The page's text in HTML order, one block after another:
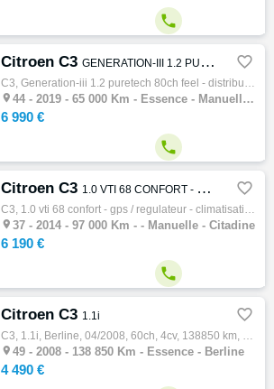

Citroen C3 GENERATION-III 1.2 PURETECH 80ch FEEL - DISTRIBUTION CHANGEE - ENTRETIEN OK - CARPLAY 
C3, Generation-iii 1.2 puretech 80ch feel - distribution changÉe - entretien ok - carplay, Citadine, 05/2019, 82ch, 4cv, 65000 km, 5 portes…
 44 - 2019 - 65 000 Km - Essence - Manuelle - Citadine
6 990 €

Citroen C3 1.0 VTI 68 CONFORT - GPS / REGULATEUR - CLIMATISATION 
C3, 1.0 vti 68 confort - gps / regulateur - climatisation, Citadine, 04/2014, 68ch, 4cv, 97000 km, 5 places, Clim. manuelle, Boite de vites…
 37 - 2014 - 97 000 Km - - Manuelle - Citadine
6 190 €

Citroen C3 1.1i 
C3, 1.1i, Berline, 04/2008, 60ch, 4cv, 138850 km, 5 portes, 5 places, Essence, Couleur gris, Garantie 3 mois, 4490 €
 49 - 2008 - 138 850 Km - Essence - Berline
4 490 €